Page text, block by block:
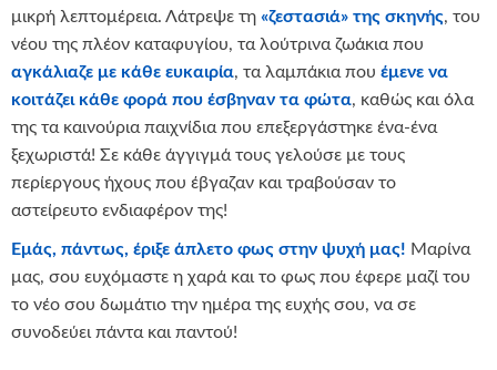
μικρή λεπτομέρεια. Λάτρεψε τη «ζεστασιά» της σκηνής, του
νέου της πλέον καταφυγίου, τα λούτρινα ζωάκια που
αγκάλιαζε με κάθε ευκαιρία, τα λαμπάκια που έμενε να
κοιτάζει κάθε φορά που έσβηναν τα φώτα, καθώς και όλα
της τα καινούρια παιχνίδια που επεξεργάστηκε ένα-ένα
ξεχωριστά! Σε κάθε άγγιγμά τους γελούσε με τους
περίεργους ήχους που έβγαζαν και τραβούσαν το
αστείρευτο ενδιαφέρον της!
Εμάς, πάντως, έριξε άπλετο φως στην ψυχή μας! Μαρίνα
μας, σου ευχόμαστε η χαρά και το φως που έφερε μαζί του
το νέο σου δωμάτιο την ημέρα της ευχής σου, να σε
συνοδεύει πάντα και παντού!